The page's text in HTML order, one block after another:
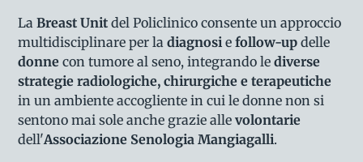
LaBreast Unitdel Policlinico consente un approccio
multidisciplinare per ladiagnosie follow-up delle
donnecon tumore al seno, integrando lediverse
strategie radiologiche, chirurgiche e terapeutiche
in un ambiente accogliente in cui le donne non si
sentono mai sole anche grazie allevolontarie
dell'Associazione Senologia Mangiagalli.